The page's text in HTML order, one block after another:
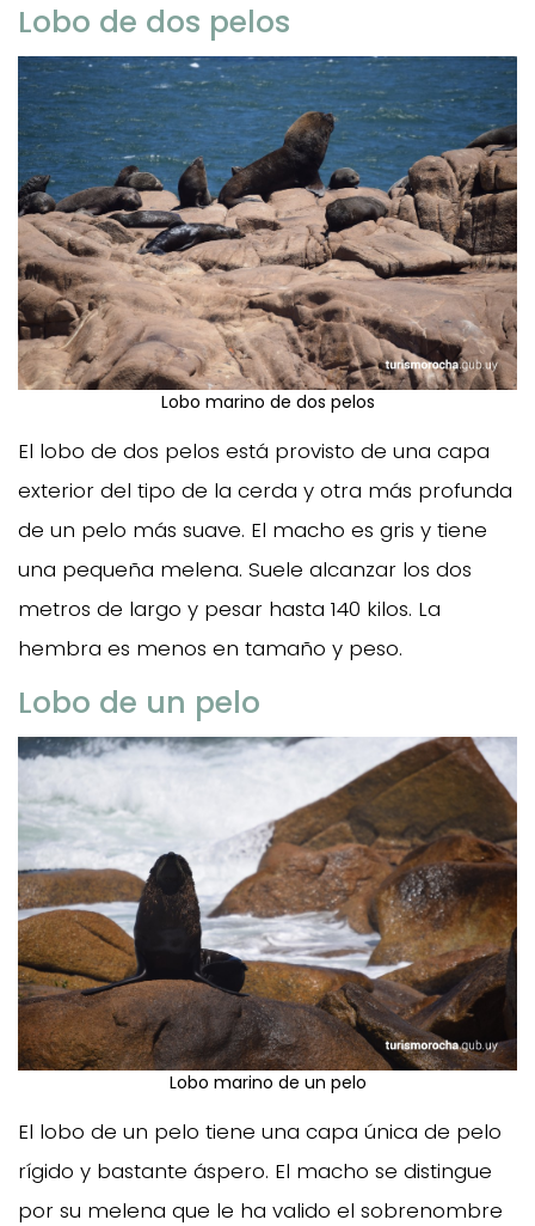
Lobo de dos pelos
Lobo marino de dos pelos
El lobo de dos pelos está provisto de una capa
exterior del tipo de la cerda y otra más profunda
de un pelo más suave. El macho es gris y tiene
una pequeña melena. Suele alcanzar los dos
metros de largo y pesar hasta 140 kilos. La
hembra es menos en tamaño y peso.
Lobo de un pelo
Lobo marino de un pelo
El lobo de un pelo tiene una capa única de pelo
rígido y bastante áspero. El macho se distingue
por su melena que le ha valido el sobrenombre